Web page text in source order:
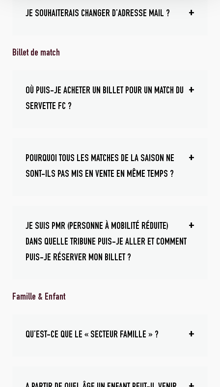
JE SOUHAITERAIS CHANGER D’ADRESSE MAIL ?
Billet de match
OÙ PUIS-JE ACHETER UN BILLET POUR UN MATCH DU
SERVETTE FC ?
POURQUOI TOUS LES MATCHES DE LA SAISON NE
SONT-ILS PAS MIS EN VENTE EN MÊME TEMPS ?
JE SUIS PMR (PERSONNE À MOBILITÉ RÉDUITE)
DANS QUELLE TRIBUNE PUIS-JE ALLER ET COMMENT
PUIS-JE RÉSERVER MON BILLET ?
Famille & Enfant
QU’EST-CE QUE LE « SECTEUR FAMILLE » ?